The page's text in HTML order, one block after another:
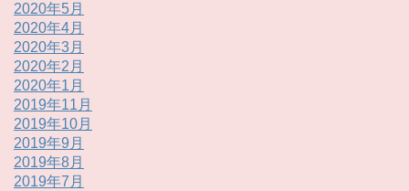
2020年5月
2020年4月
2020年3月
2020年2月
2020年1月
2019年11月
2019年10月
2019年9月
2019年8月
2019年7月